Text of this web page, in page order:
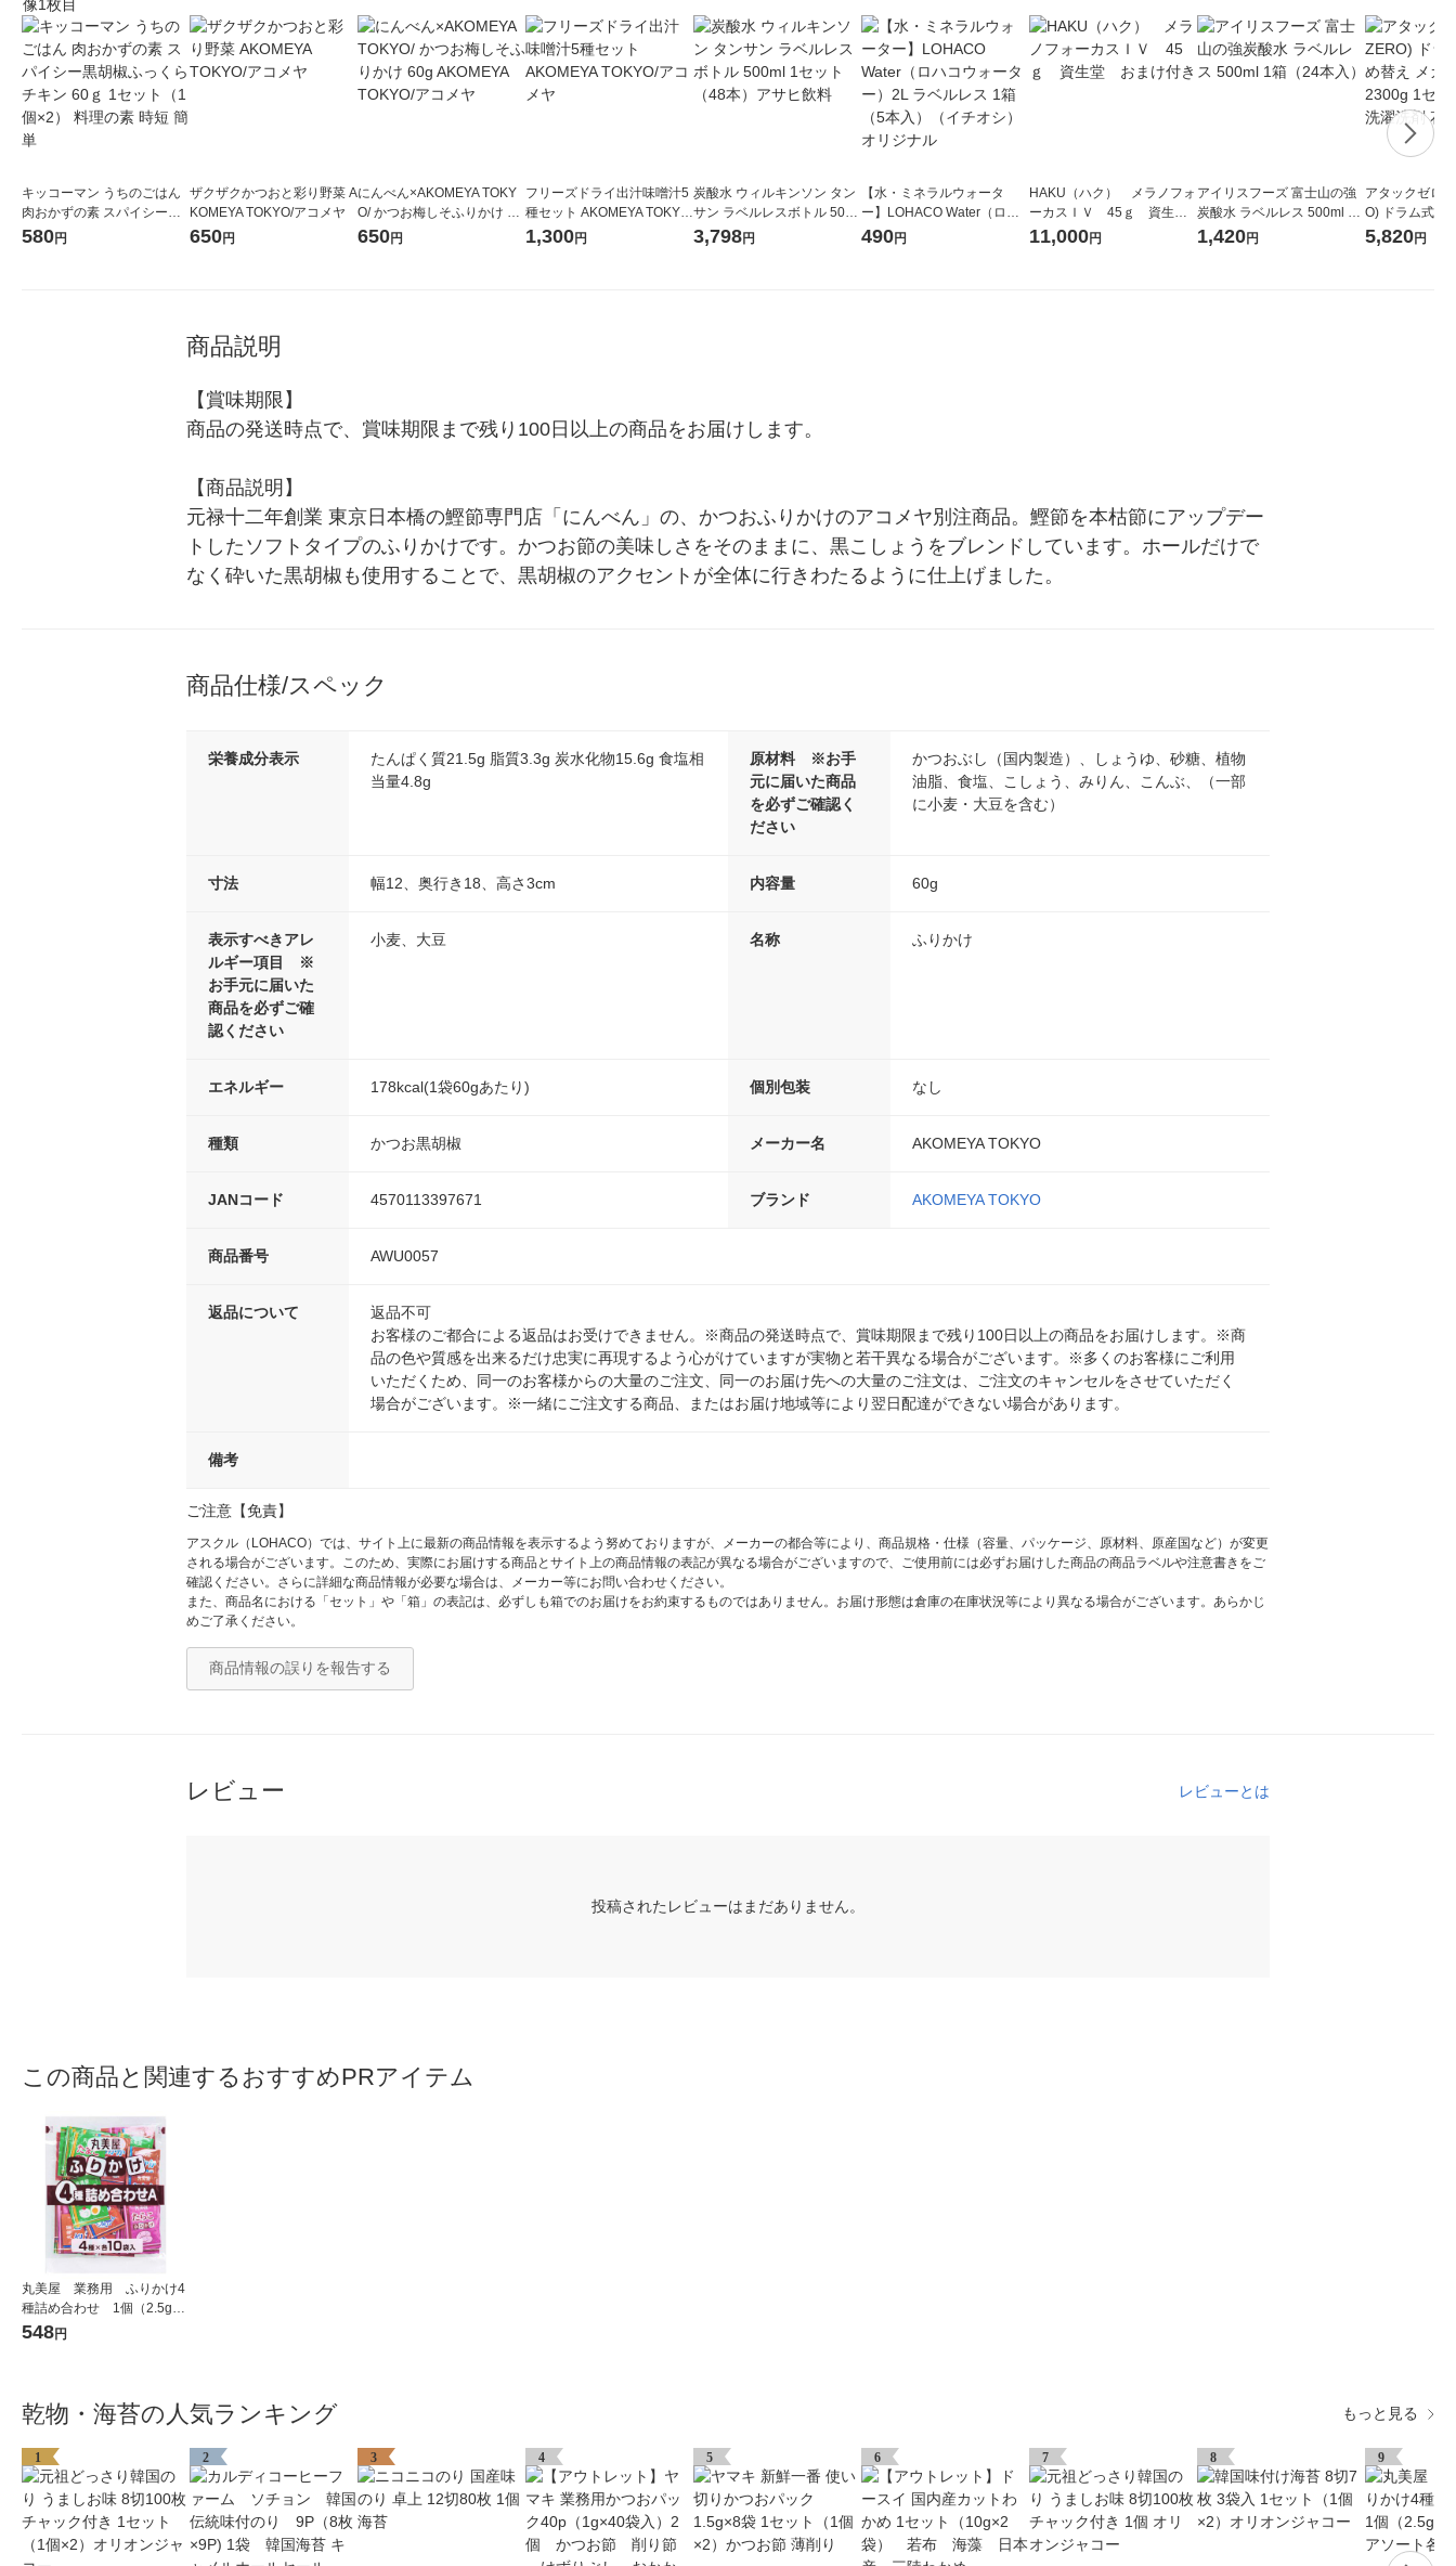
キッコーマン うちのごはん
肉おかずの素 スパイシー黒
胡椒ふっくらチキン 60ｇ 1
580円
ザクザクかつおと彩り野菜 A
KOMEYA TOKYO/アコメヤ
650円
にんべん×AKOMEYA TOKY
O/ かつお梅しそふりかけ 60
g AKOMEYA TOKYO/アコメ
650円
フリーズドライ出汁味噌汁5
種セット AKOMEYA TOKYO/
アコメヤ
1,300円
炭酸水 ウィルキンソン タン
サン ラベルレスボトル 500
ml 1セット（48本）アサヒ
3,798円
【水・ミネラルウォータ
ー】LOHACO Water（ロハ
コウォーター）2L ラベルレ
490円
HAKU（ハク） メラノフォ
ーカスＩＶ 45ｇ 資生
堂 おまけ付き
11,000円
アイリスフーズ 富士山の強
炭酸水 ラベルレス 500ml 1
箱（24本入）
1,420円
アタックゼロ
O) ドラム式専
ガジャンボ
5,820円
商品説明
【賞味期限】
商品の発送時点で、賞味期限まで残り100日以上の商品をお届けします。
【商品説明】
元禄十二年創業 東京日本橋の鰹節専門店「にんべん」の、かつおふりかけのアコメヤ別注商品。鰹節を本枯節にアップデー
トしたソフトタイプのふりかけです。かつお節の美味しさをそのままに、黒こしょうをブレンドしています。ホールだけで
なく砕いた黒胡椒も使用することで、黒胡椒のアクセントが全体に行きわたるように仕上げました。
商品仕様/スペック
栄養成分表示
たんぱく質21.5g 脂質3.3g 炭水化物15.6g 食塩相
当量4.8g
原材料 ※お手
元に届いた商品
を必ずご確認く
ださい
かつおぶし（国内製造）、しょうゆ、砂糖、植物
油脂、食塩、こしょう、みりん、こんぶ、（一部
に小麦・大豆を含む）
寸法 幅12、奥行き18、高さ3cm 内容量 60g
表示すべきアレ
ルギー項目 ※
お手元に届いた
商品を必ずご確
認ください
小麦、大豆 名称 ふりかけ
エネルギー 178kcal(1袋60gあたり) 個別包装 なし
種類 かつお黒胡椒 メーカー名 AKOMEYA TOKYO
JANコード 4570113397671 ブランド AKOMEYA TOKYO
商品番号 AWU0057
返品について
返品不可
お客様のご都合による返品はお受けできません。※商品の発送時点で、賞味期限まで残り100日以上の商品をお届けします。※商
品の色や質感を出来るだけ忠実に再現するよう心がけていますが実物と若干異なる場合がございます。※多くのお客様にご利用
いただくため、同一のお客様からの大量のご注文、同一のお届け先への大量のご注文は、ご注文のキャンセルをさせていただく
場合がございます。※一緒にご注文する商品、またはお届け地域等により翌日配達ができない場合があります。
備考
ご注意【免責】
アスクル（LOHACO）では、サイト上に最新の商品情報を表示するよう努めておりますが、メーカーの都合等により、商品規格・仕様（容量、パッケージ、原材料、原産国など）が変更
される場合がございます。このため、実際にお届けする商品とサイト上の商品情報の表記が異なる場合がございますので、ご使用前には必ずお届けした商品の商品ラベルや注意書きをご
確認ください。さらに詳細な商品情報が必要な場合は、メーカー等にお問い合わせください。
また、商品名における「セット」や「箱」の表記は、必ずしも箱でのお届けをお約束するものではありません。お届け形態は倉庫の在庫状況等により異なる場合がございます。あらかじ
めご了承ください。
商品情報の誤りを報告する
レビュー レビューとは
投稿されたレビューはまだありません。
この商品と関連するおすすめPRアイテム
丸美屋 業務用 ふりかけ4
種詰め合わせ 1個（2.5g×4
0袋) 4種アソート各10袋入
548円
乾物・海苔の人気ランキング もっと見る
1 2 3 4 5 6 7 8 9